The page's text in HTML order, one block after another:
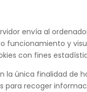
envía al
y
con fines
la única finalidad
para recoger